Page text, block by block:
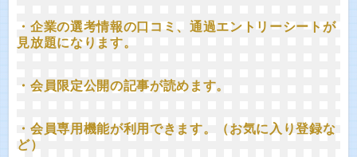
・企業の選考情報の口コミ、通過エントリーシートが
見放題になります。
・会員限定公開の記事が読めます。
・会員専用機能が利用できます。（お気に入り登録な
ど）